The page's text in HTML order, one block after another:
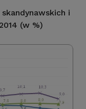
i
(w %)